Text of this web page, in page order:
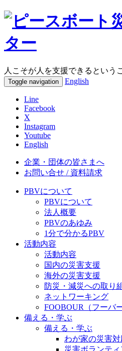
人こそが人を支援できるという
Toggle navigation English
Line
Facebook
X
Instagram
Youtube
English
企業・団体の皆さまへ
お問い合せ / 資料請求
PBVについて
PBVについて
法人概要
PBVのあゆみ
1分で分かるPBV
活動内容
活動内容
国内の災害支援
海外の災害支援
防災・減災への取り
ネットワーキング
FOOBOUR（フーバー
備える・学ぶ
備える・学ぶ
わが家の災害
災害ボランティ